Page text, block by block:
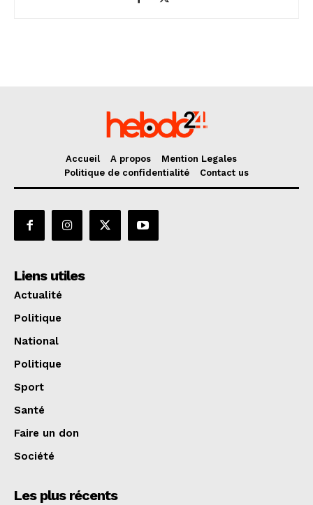
Accueil A propos
Mention Legales
Politique de confidentialité
Contact us
Liens utiles
Actualité
Politique
National
Politique
Sport
Santé
Faire un don
Société
Les plus récents